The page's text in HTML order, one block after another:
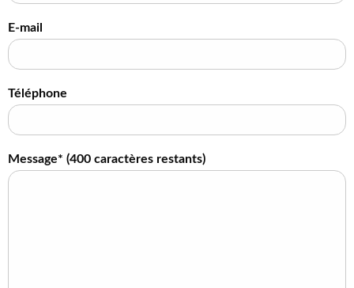
E-mail
Téléphone
Message* (400 caractères restants)